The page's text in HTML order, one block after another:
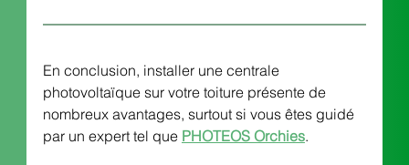
En conclusion, installer une centrale
photovoltaïque sur votre toiture présente de
nombreux avantages, surtout si vous êtes guidé
par un expert tel que PHOTEOS Orchies.